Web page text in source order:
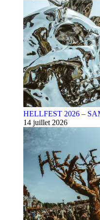
HELLFEST 2026 –
14 juillet 2026